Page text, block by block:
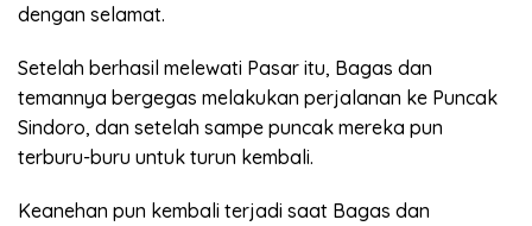
dengan selamat.
Setelah berhasil melewati Pasar itu, Bagas dan
temannya bergegas melakukan perjalanan ke Puncak
Sindoro, dan setelah sampe puncak mereka pun
terburu-buru untuk turun kembali.
Keanehan pun kembali terjadi saat Bagas dan